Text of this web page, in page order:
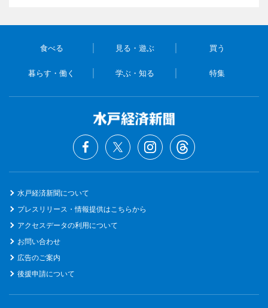
食べる 見る・遊ぶ 買う
暮らす・働く 学ぶ・知る 特集
水戸経済新聞について
プレスリリース・情報提供はこちらから
アクセスデータの利用について
お問い合わせ
広告のご案内
後援申請について